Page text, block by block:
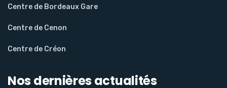
Centre de Bordeaux Gare
Centre de Cenon
Centre de Créon
Nos dernières actualités